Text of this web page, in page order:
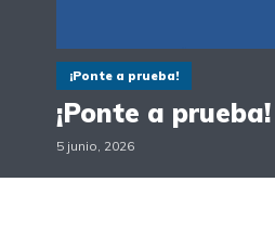
¡Ponte a prueba!
¡Ponte a
5 junio, 2026